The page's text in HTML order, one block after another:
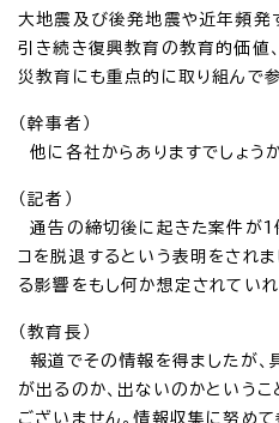
大地震及び後発地震や近年頻発
引き続き復興教育の教育的価値、
災教育にも重点的に取り組んで
（幹事者）
他に各社からありますでしょうか
（記者）
通告の締切後に起きた案件が1
コを脱退するという表明をされ
る影響をもし何か想定されていれ
（教育長）
報道でその情報を得ましたが、
が出るのか、出ないのかという
ございません。情報収集に努め